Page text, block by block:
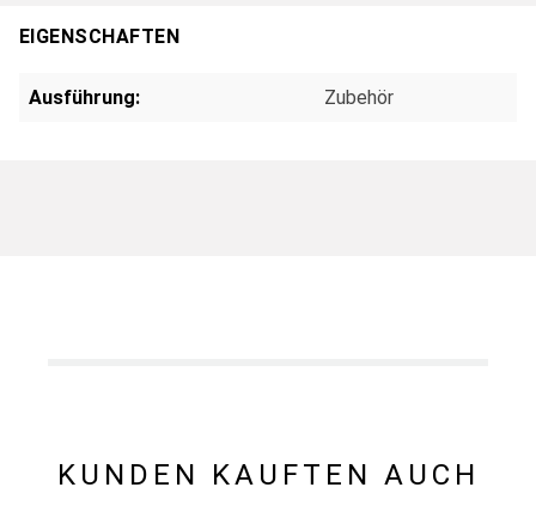
EIGENSCHAFTEN
Ausführung: Zubehör
KUNDEN KAUFTEN AUCH